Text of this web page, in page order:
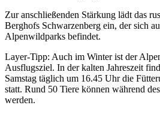
Zur anschließenden Stärkung lädt das
Berghofs Schwarzenberg ein, der sich
Alpenwildparks befindet.
Layer-Tipp: Auch im Winter ist der
Ausflugsziel. In der kalten Jahreszeit
Samstag täglich um 16.45 Uhr die
statt. Rund 50 Tiere können während
werden.